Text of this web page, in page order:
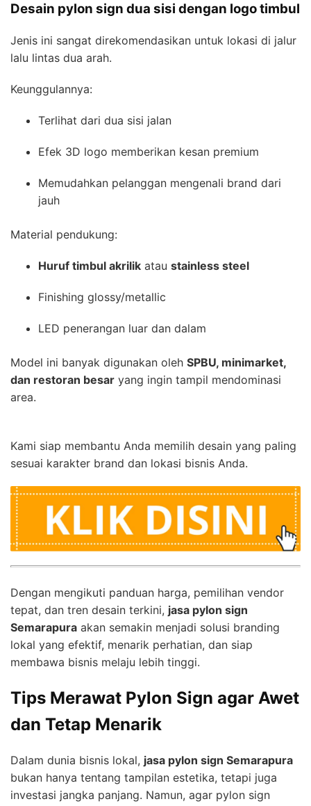
Desain pylon sign dua sisi dengan logo timbul
Jenis ini sangat direkomendasikan untuk lokasi di jalur
lalu lintas dua arah.
Keunggulannya:
Terlihat dari dua sisi jalan
Efek 3D logo memberikan kesan premium
Memudahkan pelanggan mengenali brand dari
jauh
Material pendukung:
Huruf timbul akrilik atau stainless steel
Finishing glossy/metallic
LED penerangan luar dan dalam
Model ini banyak digunakan oleh SPBU, minimarket,
dan restoran besar yang ingin tampil mendominasi
area.
Kami siap membantu Anda memilih desain yang paling
sesuai karakter brand dan lokasi bisnis Anda.
Dengan mengikuti panduan harga, pemilihan vendor
tepat, dan tren desain terkini, jasa pylon sign
Semarapura akan semakin menjadi solusi branding
lokal yang efektif, menarik perhatian, dan siap
membawa bisnis melaju lebih tinggi.
Tips Merawat Pylon Sign agar Awet
dan Tetap Menarik
Dalam dunia bisnis lokal, jasa pylon sign Semarapura
bukan hanya tentang tampilan estetika, tetapi juga
investasi jangka panjang. Namun, agar pylon sign